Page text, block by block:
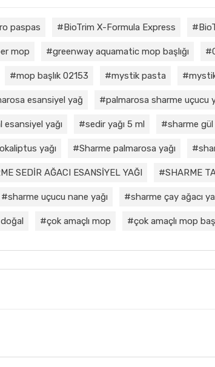
paspas BioTrim X-Formula Express
mop greenway aquamatic mop başlığı
mop başlık 02153 mystik pasta
esansiyel yağ palmarosa sharme uçucu
esansiyel yağı sedir yağı 5 ml sharme gül
yağı Sharme palmarosa yağı
SEDİR AĞACI ESANSİYEL YAĞI SHARME
sharme uçucu nane yağı sharme çay ağacı
çok amaçlı mop çok amaçlı mop